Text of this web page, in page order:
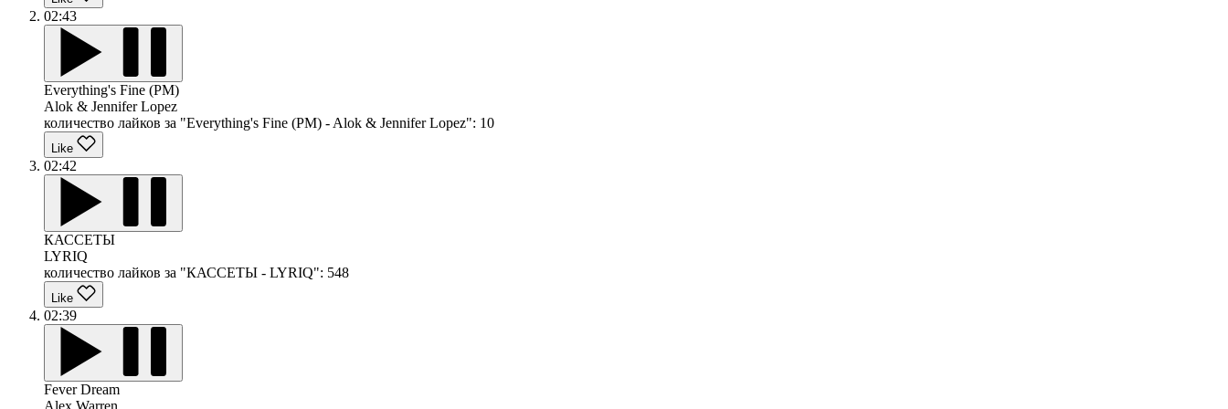
02:43
Everything's Fine (PM)
Alok & Jennifer Lopez
количество лайков за "Everything's Fine (PM) - Alok & Jennifer Lopez": 10
Like
02:42
КАССЕТЫ
LYRIQ
количество лайков за "КАССЕТЫ - LYRIQ": 548
Like
02:39
Fever Dream
Alex Warren